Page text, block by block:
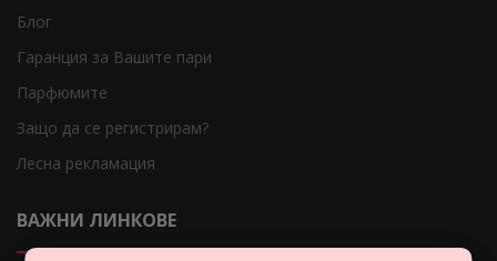
Блог
Гаранция за Вашите пари
Парфюмите
Защо да се регистрирам?
Лесна рекламация
ВАЖНИ ЛИНКОВЕ